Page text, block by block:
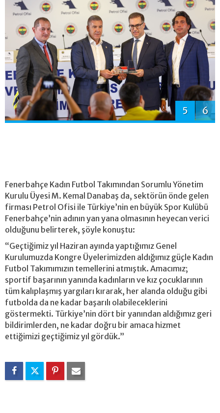
5 6
Fenerbahçe Kadın Futbol Takımından Sorumlu Yönetim
Kurulu Üyesi M. Kemal Danabaş da, sektörün önde gelen
firması Petrol Ofisi ile Türkiye’nin en büyük Spor Kulübü
Fenerbahçe’nin adının yan yana olmasının heyecan verici
olduğunu belirterek, şöyle konuştu:
“Geçtiğimiz yıl Haziran ayında yaptığımız Genel
Kurulumuzda Kongre Üyelerimizden aldığımız güçle Kadın
Futbol Takımımızın temellerini atmıştık. Amacımız;
sportif başarının yanında kadınların ve kız çocuklarının
tüm kalıplaşmış yargıları kırarak, her alanda olduğu gibi
futbolda da ne kadar başarılı olabileceklerini
göstermekti. Türkiye’nin dört bir yanından aldığımız geri
bildirimlerden, ne kadar doğru bir amaca hizmet
ettiğimizi geçtiğimiz yıl gördük.”